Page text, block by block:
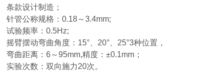
条款设计制造；
针管公称规格：0.18～3.4mm;
试验频率：0.5Hz;
摇臂摆动弯曲角度：15°、20°、25°3种位置，
弯曲距离：6～95mm,精度：±0.1mm；
实验次数：双向施力20次。